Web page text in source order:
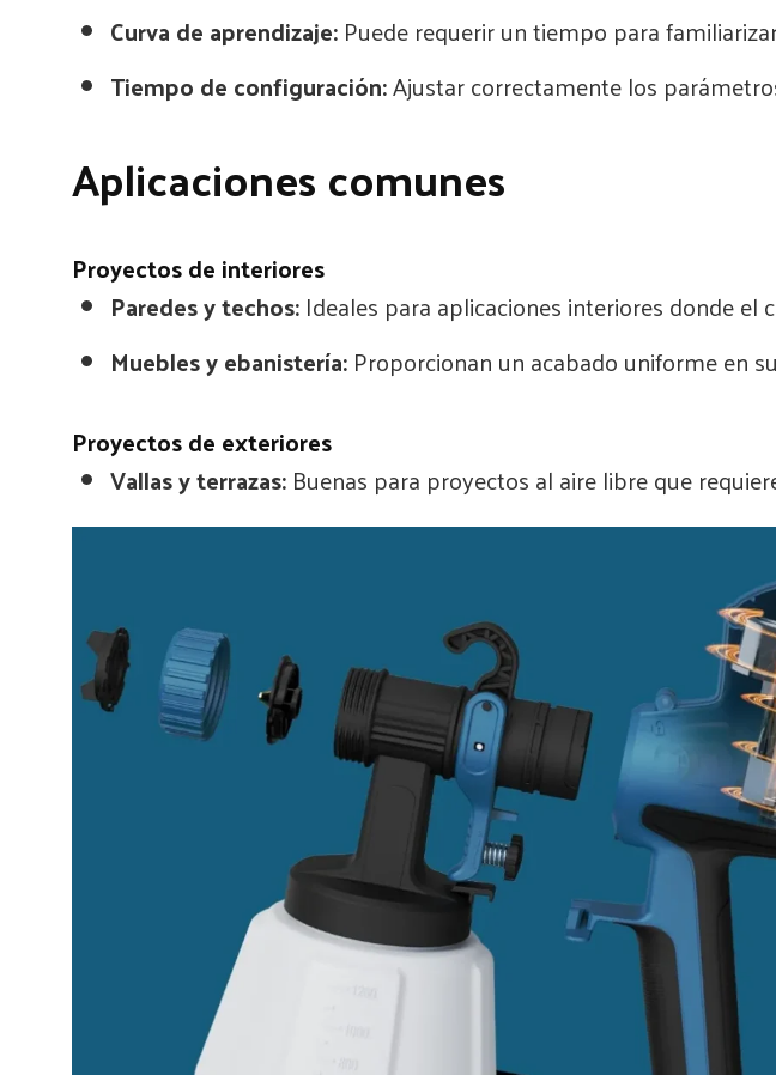
Curva de aprendizaje:Puede requerir un tiempo para
Tiempo de configuración:Ajustar correctamente los
Aplicaciones comunes
Proyectos de interiores
Paredes y techos:Ideales para aplicaciones interiores donde
Muebles y ebanistería:Proporcionan un acabado uniforme en
Proyectos de exteriores
Vallas y terrazas:Buenas para proyectos al aire libre que